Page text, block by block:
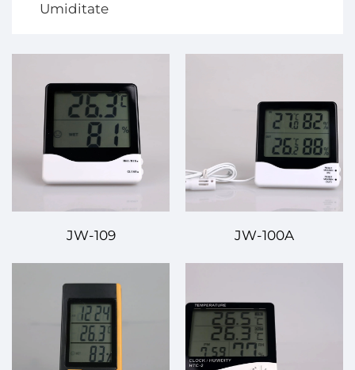
Umiditate
JW-109 JW-100A